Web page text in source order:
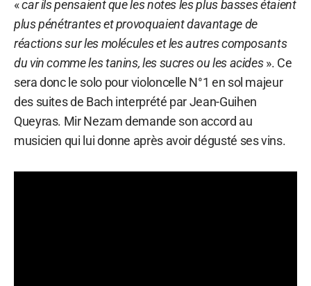
«car ils pensaient que les notes les plus basses étaient
plus pénétrantes et provoquaient davantage de
réactions sur les molécules et les autres composants
du vin comme les tanins, les sucres ou les acides». Ce
sera donc le solo pour violoncelle N°1 en sol majeur
des suites de Bach interprété par Jean-Guihen
Queyras. Mir Nezam demande son accord au
musicien qui lui donne après avoir dégusté ses vins.